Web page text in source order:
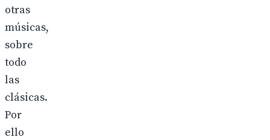
otras
músicas,
sobre
todo
las
clásicas.
Por
ello